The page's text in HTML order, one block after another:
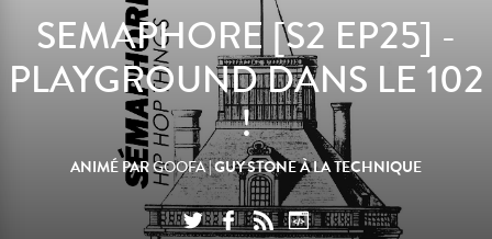
SEMAPHORE [S2 EP25] -
PLAYGROUND DANS LE 102
!
ANIMÉ PARGOOFA| GUY STONE À LA TECHNIQUE